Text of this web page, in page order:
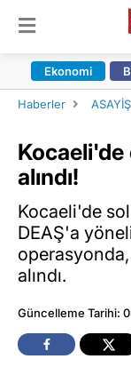
Ekonomi
Haberler
Kocaeli'de
alındı!
Kocaeli'de
DEAŞ'a
alındı.
Güncelleme Tarihi: